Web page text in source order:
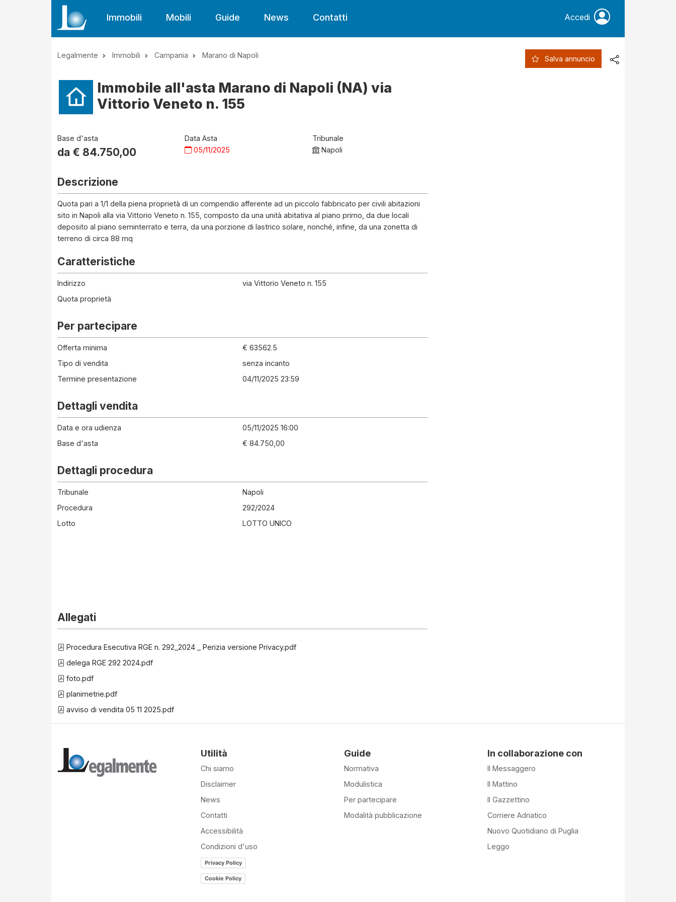
Immobili Mobili Guide News Contatti Accedi
Legalmente Immobili Campania Marano di Napoli Salva annuncio
Immobile all'asta Marano di Napoli (NA) via
Vittorio Veneto n. 155
Base d'asta
da € 84.750,00
Data Asta
05/11/2025
Tribunale
Napoli
Descrizione
Quota pari a 1/1 della piena proprietà di un compendio afferente ad un piccolo fabbricato per civili abitazioni
sito in Napoli alla via Vittorio Veneto n. 155, composto da una unità abitativa al piano primo, da due locali
deposito al piano seminterrato e terra, da una porzione di lastrico solare, nonché, infine, da una zonetta di
terreno di circa 88 mq
Caratteristiche
Indirizzo
via Vittorio Veneto n. 155
Quota proprietà
Per partecipare
Offerta minima
€ 63562.5
Tipo di vendita
senza incanto
Termine presentazione
04/11/2025 23:59
Dettagli vendita
Data e ora udienza
05/11/2025 16:00
Base d'asta
€ 84.750,00
Dettagli procedura
Tribunale
Napoli
Procedura
292/2024
Lotto
LOTTO UNICO
Allegati
Procedura Esecutiva RGE n. 292_2024 _ Perizia versione Privacy.pdf
delega RGE 292 2024.pdf
foto.pdf
planimetrie.pdf
avviso di vendita 05 11 2025.pdf
Utilità
Chi siamo
Disclaimer
News
Contatti
Accessibilità
Condizioni d'uso
Privacy Policy
Cookie Policy
Guide
Normativa
Modulistica
Per partecipare
Modalità pubblicazione
In collaborazione con
Il Messaggero
Il Mattino
Il Gazzettino
Corriere Adriatico
Nuovo Quotidiano di Puglia
Leggo